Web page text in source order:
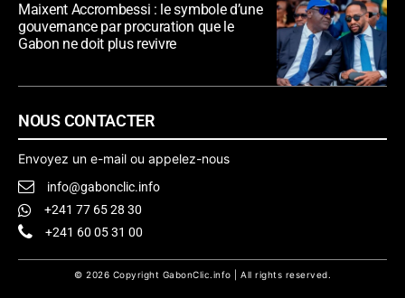
Maixent Accrombessi : le symbole d’une
gouvernance par procuration que le
Gabon ne doit plus revivre
NOUS CONTACTER
Envoyez un e-mail ou appelez-nous
info@gabonclic.info
+241 77 65 28 30
+241 60 05 31 00
© 2026 Copyright GabonClic.info | All rights reserved.